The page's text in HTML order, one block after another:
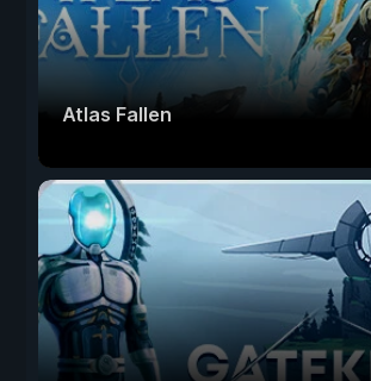
Atlas Fallen